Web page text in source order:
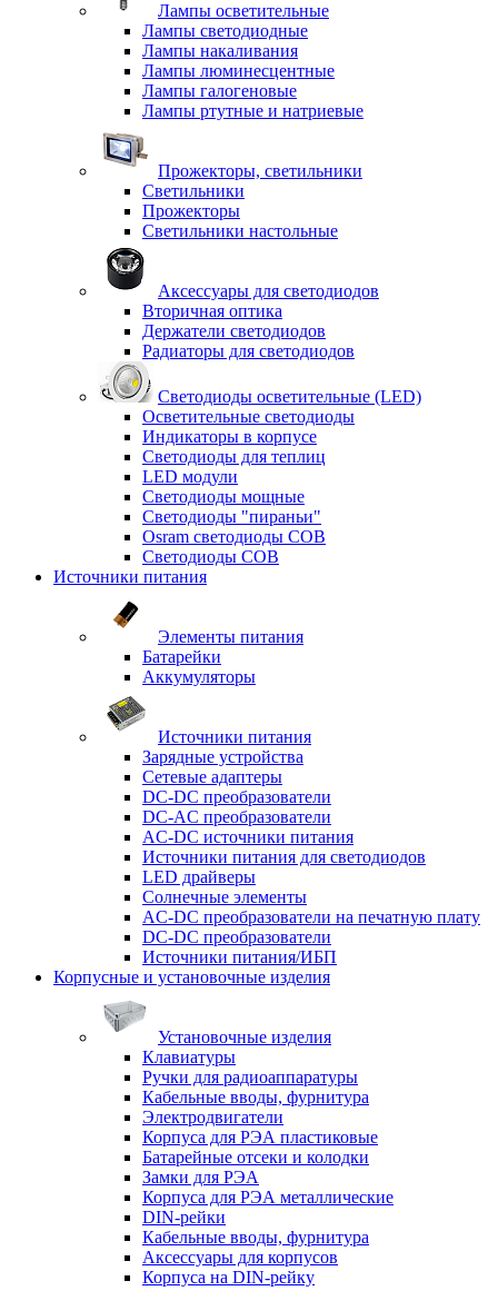
Лампы осветительные
Лампы светодиодные
Лампы накаливания
Лампы люминесцентные
Лампы галогеновые
Лампы ртутные и натриевые
Прожекторы, светильники
Светильники
Прожекторы
Светильники настольные
Аксессуары для светодиодов
Вторичная оптика
Держатели светодиодов
Радиаторы для светодиодов
Светодиоды осветительные (LED)
Осветительные светодиоды
Индикаторы в корпусе
Светодиоды для теплиц
LED модули
Светодиоды мощные
Светодиоды "пираньи"
Osram светодиоды COB
Светодиоды COB
Источники питания
Элементы питания
Батарейки
Аккумуляторы
Источники питания
Зарядные устройства
Сетевые адаптеры
DC-DC преобразователи
DC-AC преобразователи
AC-DC источники питания
Источники питания для светодиодов
LED драйверы
Солнечные элементы
AC-DC преобразователи на печатную плату
DC-DC преобразователи
Источники питания/ИБП
Корпусные и установочные изделия
Установочные изделия
Клавиатуры
Ручки для радиоаппаратуры
Кабельные вводы, фурнитура
Электродвигатели
Корпуса для РЭА пластиковые
Батарейные отсеки и колодки
Замки для РЭА
Корпуса для РЭА металлические
DIN-рейки
Кабельные вводы, фурнитура
Аксессуары для корпусов
Корпуса на DIN-рейку